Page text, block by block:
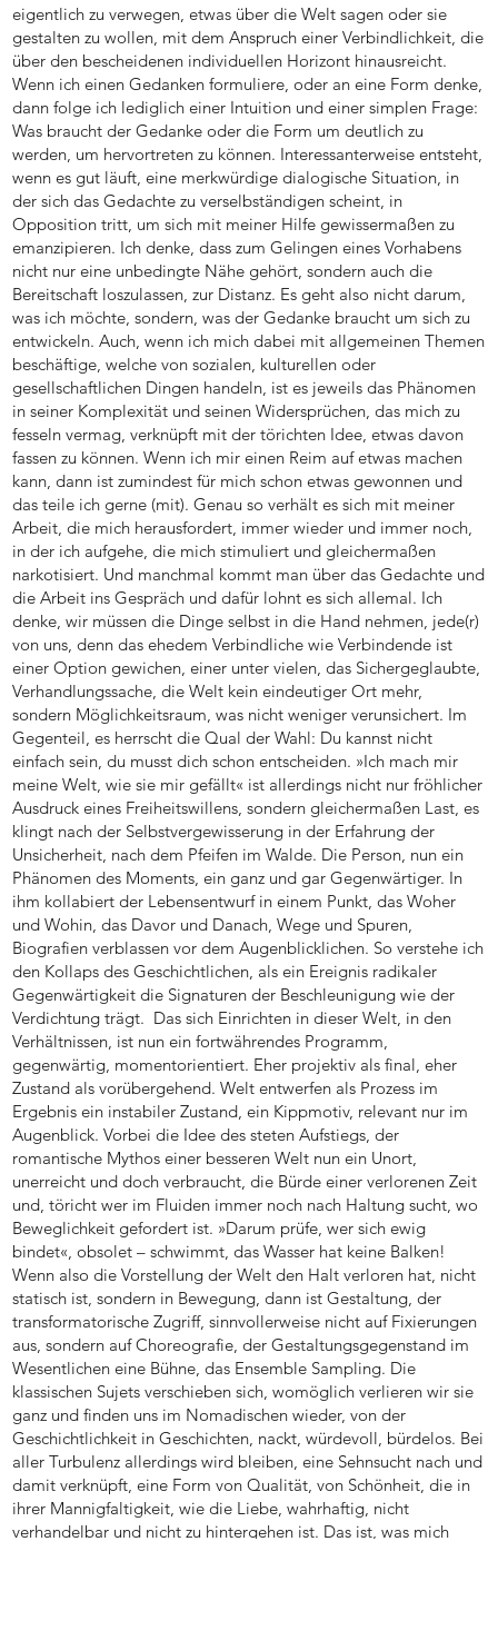
eigentlich zu verwegen, etwas über die Welt sagen oder sie
gestalten zu wollen, mit dem Anspruch einer Verbindlichkeit, die
über den bescheidenen individuellen Horizont hinausreicht.
Wenn ich einen Gedanken formuliere, oder an eine Form denke,
dann folge ich lediglich einer Intuition und einer simplen Frage:
Was braucht der Gedanke oder die Form um deutlich zu
werden, um hervortreten zu können. Interessanterweise entsteht,
wenn es gut läuft, eine merkwürdige dialogische Situation, in
der sich das Gedachte zu verselbständigen scheint, in
Opposition tritt, um sich mit meiner Hilfe gewissermaßen zu
emanzipieren. Ich denke, dass zum Gelingen eines Vorhabens
nicht nur eine unbedingte Nähe gehört, sondern auch die
Bereitschaft loszulassen, zur Distanz. Es geht also nicht darum,
was ich möchte, sondern, was der Gedanke braucht um sich zu
entwickeln. Auch, wenn ich mich dabei mit allgemeinen Themen
beschäftige, welche von sozialen, kulturellen oder
gesellschaftlichen Dingen handeln, ist es jeweils das Phänomen
in seiner Komplexität und seinen Widersprüchen, das mich zu
fesseln vermag, verknüpft mit der törichten Idee, etwas davon
fassen zu können. Wenn ich mir einen Reim auf etwas machen
kann, dann ist zumindest für mich schon etwas gewonnen und
das teile ich gerne (mit). Genau so verhält es sich mit meiner
Arbeit, die mich herausfordert, immer wieder und immer noch,
in der ich aufgehe, die mich stimuliert und gleichermaßen
narkotisiert. Und manchmal kommt man über das Gedachte und
die Arbeit ins Gespräch und dafür lohnt es sich allemal. Ich
denke, wir müssen die Dinge selbst in die Hand nehmen, jede(r)
von uns, denn das ehedem Verbindliche wie Verbindende ist
einer Option gewichen, einer unter vielen, das Sichergeglaubte,
Verhandlungssache, die Welt kein eindeutiger Ort mehr,
sondern Möglichkeitsraum, was nicht weniger verunsichert. Im
Gegenteil, es herrscht die Qual der Wahl: Du kannst nicht
einfach sein, du musst dich schon entscheiden. »Ich mach mir
meine Welt, wie sie mir gefällt« ist allerdings nicht nur fröhlicher
Ausdruck eines Freiheitswillens, sondern gleichermaßen Last, es
klingt nach der Selbstvergewisserung in der Erfahrung der
Unsicherheit, nach dem Pfeifen im Walde. Die Person, nun ein
Phänomen des Moments, ein ganz und gar Gegenwärtiger. In
ihm kollabiert der Lebensentwurf in einem Punkt, das Woher
und Wohin, das Davor und Danach, Wege und Spuren,
Biografien verblassen vor dem Augenblicklichen. So verstehe ich
den Kollaps des Geschichtlichen, als ein Ereignis radikaler
Gegenwärtigkeit die Signaturen der Beschleunigung wie der
Verdichtung trägt. Das sich Einrichten in dieser Welt, in den
Verhältnissen, ist nun ein fortwährendes Programm,
gegenwärtig, momentorientiert. Eher projektiv als final, eher
Zustand als vorübergehend. Welt entwerfen als Prozess im
Ergebnis ein instabiler Zustand, ein Kippmotiv, relevant nur im
Augenblick. Vorbei die Idee des steten Aufstiegs, der
romantische Mythos einer besseren Welt nun ein Unort,
unerreicht und doch verbraucht, die Bürde einer verlorenen Zeit
und, töricht wer im Fluiden immer noch nach Haltung sucht, wo
Beweglichkeit gefordert ist. »Darum prüfe, wer sich ewig
bindet«, obsolet – schwimmt, das Wasser hat keine Balken!
Wenn also die Vorstellung der Welt den Halt verloren hat, nicht
statisch ist, sondern in Bewegung, dann ist Gestaltung, der
transformatorische Zugriff, sinnvollerweise nicht auf Fixierungen
aus, sondern auf Choreografie, der Gestaltungsgegenstand im
Wesentlichen eine Bühne, das Ensemble Sampling. Die
klassischen Sujets verschieben sich, womöglich verlieren wir sie
ganz und finden uns im Nomadischen wieder, von der
Geschichtlichkeit in Geschichten, nackt, würdevoll, bürdelos. Bei
aller Turbulenz allerdings wird bleiben, eine Sehnsucht nach und
damit verknüpft, eine Form von Qualität, von Schönheit, die in
ihrer Mannigfaltigkeit, wie die Liebe, wahrhaftig, nicht
verhandelbar und nicht zu hintergehen ist. Das ist, was mich